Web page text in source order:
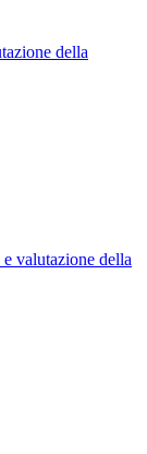
della
valutazione della